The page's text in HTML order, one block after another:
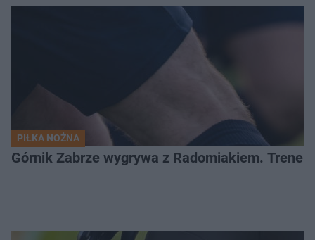
PIŁKA NOŻNA
Górnik Zabrze wygrywa z Radomiakiem. Trener